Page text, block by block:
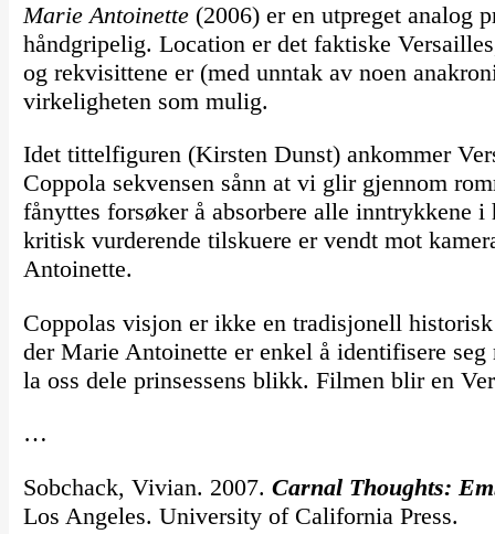
Marie Antoinette (2006) er en utpreget analog
håndgripelig. Location er det faktiske
og rekvisittene er (med unntak av noen
virkeligheten som mulig.
Idet tittelfiguren (Kirsten Dunst) ankommer
Coppola sekvensen sånn at vi glir gjennom
fånyttes forsøker å absorbere alle inntrykkene
kritisk vurderende tilskuere er vendt mot
Antoinette.
Coppolas visjon er ikke en tradisjonell
der Marie Antoinette er enkel å identifisere
la oss dele prinsessens blikk. Filmen blir en
…
Sobchack, Vivian. 2007. Carnal Thoughts:
Los Angeles. University of California Press.